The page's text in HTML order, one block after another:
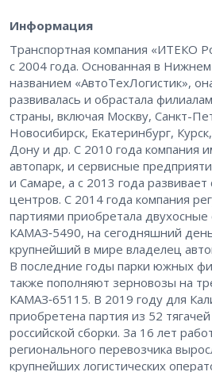
Информация
Транспортная компания «ИТЕКО
с 2004 года. Основанная в
названием «АвтоТехЛогистик»,
развивалась и обрастала
страны, включая Москву, Санкт-
Новосибирск, Екатеринбург,
Дону и др. С 2010 года компания
автопарк, и сервисные
и Самаре, а с 2013 года развивает
центров. С 2014 года компания
партиями приобретала двухосные
КАМАЗ‑5490, на сегодняшний
крупнейший в мире владелец
В последние годы парки южных
также пополняют зерновозы на
КАМАЗ‑65115. В 2019 году для
приобретена партия из 52
российской сборки. За 16 лет
регионального перевозчика
крупнейших логистических